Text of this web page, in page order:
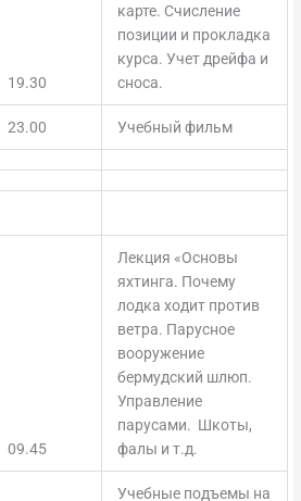
19.30
карте. Счисление
позиции и прокладка
курса. Учет дрейфа и
сноса.
23.00 Учебный фильм
09.45
Лекция «Основы
яхтинга. Почему
лодка ходит против
ветра. Парусное
вооружение
бермудский шлюп.
Управление
парусами. Шкоты,
фалы и т.д.
Учебные подъемы на